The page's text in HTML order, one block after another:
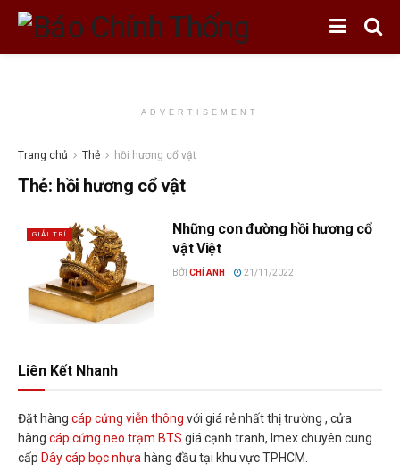
ADVERTISEMENT
Trang chủ Thẻ hồi hương cổ vật
Thẻ: hồi hương cổ vật
GIẢI TRÍ
Những con đường hồi hương cổ
vật Việt
BỞI CHÍ ANH 21/11/2022
Liên Kết Nhanh
Đặt hàng cáp cứng viễn thông với giá rẻ nhất thị trường , cửa
hàng cáp cứng neo trạm BTS giá cạnh tranh, Imex chuyên cung
cấp Dây cáp bọc nhựa hàng đầu tại khu vực TPHCM.